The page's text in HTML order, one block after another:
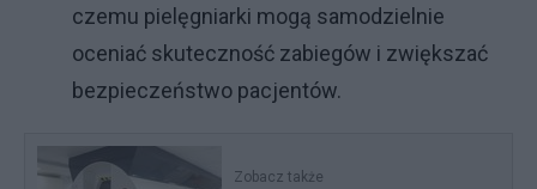
czemu pielęgniarki mogą samodzielnie
oceniać skuteczność zabiegów i zwiększać
bezpieczeństwo pacjentów.
Zobacz także